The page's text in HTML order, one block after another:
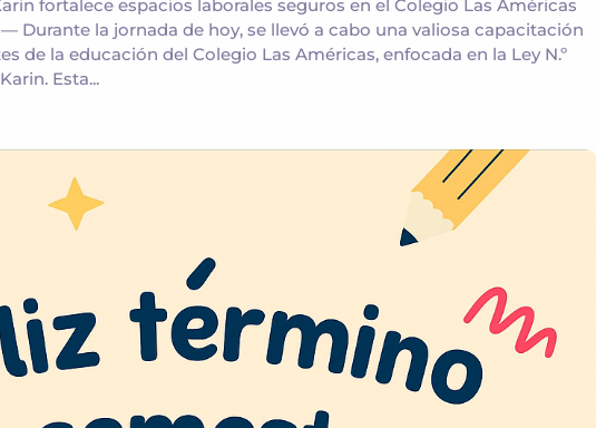
fortalece espacios laborales seguros en el Colegio Las Américas
— Durante la jornada de hoy, se llevó a cabo una valiosa capacitación
de la educación del Colegio Las Américas, enfocada en la Ley N.º
Esta...